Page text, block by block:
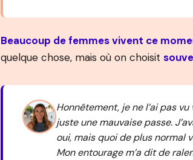
Beaucoup de femmes vivent ce
quelque chose, mais où on choisit
Honnêtement, je ne l’ai pas
juste une mauvaise passe.
oui, mais quoi de plus normal
Mon entourage m’a dit de